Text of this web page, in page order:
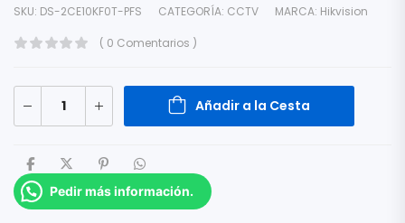
SKU: DS-2CE10KF0T-PFS CATEGORÍA: CCTV MARCA: Hikvision
( 0 Comentarios )
Añadir a la Cesta
Pedir más información.